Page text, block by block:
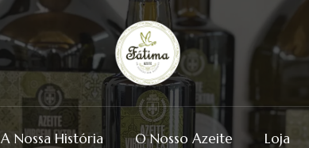
A Nossa História O Nosso Azeite Loja